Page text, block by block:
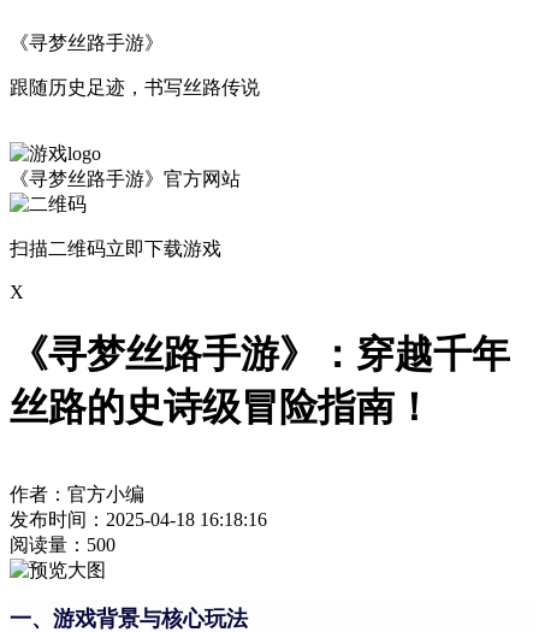
《寻梦丝路手游》
跟随历史足迹，书写丝路传说
《寻梦丝路手游》官方网站
扫描二维码立即下载游戏
X
《寻梦丝路手游》：穿越千年
丝路的史诗级冒险指南！
作者：官方小编
发布时间：2025-04-18 16:18:16
阅读量： 500
一、游戏背景与核心玩法